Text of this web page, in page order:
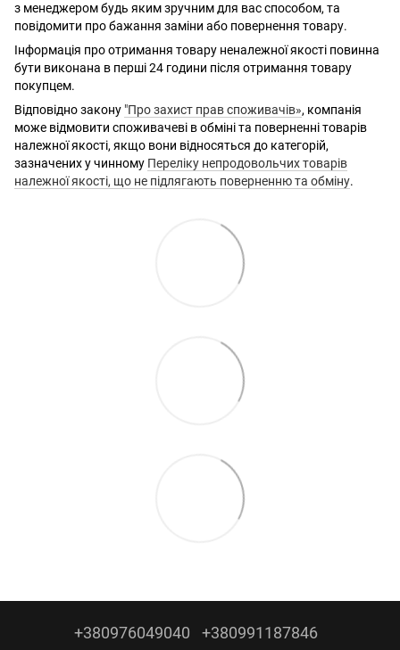
з менеджером будь яким зручним для вас способом, та
повідомити про бажання заміни або повернення товару.
Інформація про отримання товару неналежної якості повинна
бути виконана в перші 24 години після отримання товару
покупцем.
Відповідно закону "Про захист прав споживачів», компанія
може відмовити споживачеві в обміні та поверненні товарів
належної якості, якщо вони відносяться до категорій,
зазначених у чинному Переліку непродовольчих товарів
належної якості, що не підлягають поверненню та обміну.
+380976049040 +380991187846